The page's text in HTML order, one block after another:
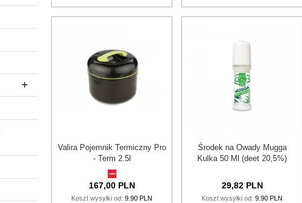
Valira Pojemnik Termiczny Pro
- Term 2.5l
167,00 PLN
Koszt wysyłki od:9.90 PLN
Środek na Owady Mugga
Kulka 50 Ml (deet 20,5%)
29,82 PLN
Koszt wysyłki od:9.90 PLN